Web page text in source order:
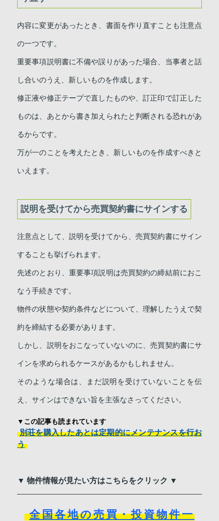
内容に変更があったとき、書面を作り直すことも注意点
の一つです。
重要事項説明書に不備や誤りがあった場合、当事者と話
し合いのうえ、新しいものを作成します。
修正液や修正テープで直したものや、訂正印で訂正した
ものは、あとから書き加えられたと判断される恐れがあ
るからです。
万が一のことを考えたとき、新しいものを作成すべきと
いえます。
説明を受けてから売買契約書にサインする
注意点として、説明を受けてから、売買契約書にサイン
することも挙げられます。
先述のとおり、重要事項説明は売買契約の締結前におこ
なう手続きです。
物件の状態や契約条件などについて、理解したうえで契
約を締結する必要があります。
しかし、説明をおこなっていないのに、売買契約書にサ
インを求められるケースがあるかもしれません。
そのような場合は、まだ説明を受けていないことを伝
え、サインはできない旨を主張なさってください。
▼この記事も読まれています
別荘を購入したあとは定期的にメンテナンスを行お
う
▼ 物件情報が見たい方はこちらをクリック ▼
全国各地の売買・投資物件一